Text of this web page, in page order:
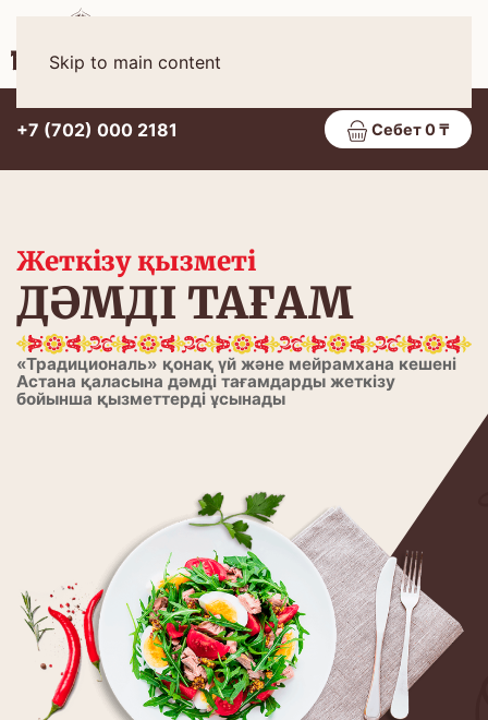
Skip to main content
+7 (702) 000 2181 Себет 0 ₸
Жеткізу қызметі
ДӘМДІ ТАҒАМ
«Традициональ» қонақ үй және мейрамхана кешені
Астана қаласына дәмді тағамдарды жеткізу
бойынша қызметтерді ұсынады